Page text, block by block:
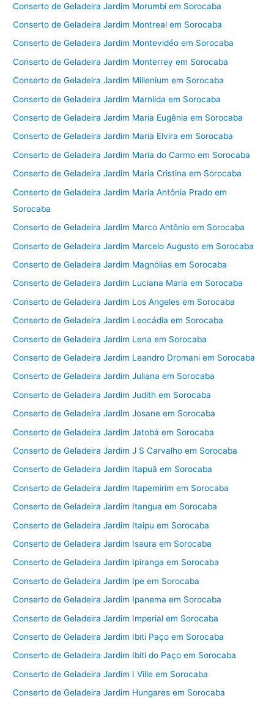
Conserto de Geladeira Jardim Morumbi em Sorocaba
Conserto de Geladeira Jardim Montreal em Sorocaba
Conserto de Geladeira Jardim Montevidéo em Sorocaba
Conserto de Geladeira Jardim Monterrey em Sorocaba
Conserto de Geladeira Jardim Millenium em Sorocaba
Conserto de Geladeira Jardim Marnilda em Sorocaba
Conserto de Geladeira Jardim Maria Eugênia em Sorocaba
Conserto de Geladeira Jardim Maria Elvira em Sorocaba
Conserto de Geladeira Jardim Maria do Carmo em Sorocaba
Conserto de Geladeira Jardim Maria Cristina em Sorocaba
Conserto de Geladeira Jardim Maria Antônia Prado em
Sorocaba
Conserto de Geladeira Jardim Marco Antônio em Sorocaba
Conserto de Geladeira Jardim Marcelo Augusto em Sorocaba
Conserto de Geladeira Jardim Magnólias em Sorocaba
Conserto de Geladeira Jardim Luciana Maria em Sorocaba
Conserto de Geladeira Jardim Los Angeles em Sorocaba
Conserto de Geladeira Jardim Leocádia em Sorocaba
Conserto de Geladeira Jardim Lena em Sorocaba
Conserto de Geladeira Jardim Leandro Dromani em Sorocaba
Conserto de Geladeira Jardim Juliana em Sorocaba
Conserto de Geladeira Jardim Judith em Sorocaba
Conserto de Geladeira Jardim Josane em Sorocaba
Conserto de Geladeira Jardim Jatobá em Sorocaba
Conserto de Geladeira Jardim J S Carvalho em Sorocaba
Conserto de Geladeira Jardim Itapuã em Sorocaba
Conserto de Geladeira Jardim Itapemirim em Sorocaba
Conserto de Geladeira Jardim Itangua em Sorocaba
Conserto de Geladeira Jardim Itaipu em Sorocaba
Conserto de Geladeira Jardim Isaura em Sorocaba
Conserto de Geladeira Jardim Ipiranga em Sorocaba
Conserto de Geladeira Jardim Ipe em Sorocaba
Conserto de Geladeira Jardim Ipanema em Sorocaba
Conserto de Geladeira Jardim Imperial em Sorocaba
Conserto de Geladeira Jardim Ibiti Paço em Sorocaba
Conserto de Geladeira Jardim Ibiti do Paço em Sorocaba
Conserto de Geladeira Jardim I Ville em Sorocaba
Conserto de Geladeira Jardim Hungares em Sorocaba